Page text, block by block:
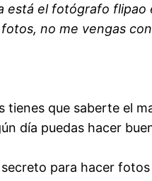
está el fotógrafo
no me vengas
tienes que saberte el
día puedas hacer
para hacer